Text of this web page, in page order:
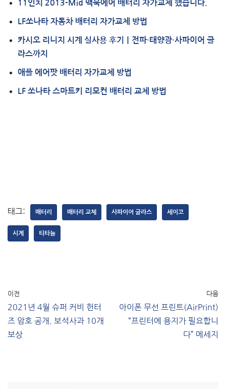
11인치 2013-Mid 맥북에어 배터리 자가교체 했습니다.
LF쏘나타 자동차 배터리 자가교체 방법
카시오 리니지 시계 실사용 후기｜전파·태양광·사파이어 글
라스까지
애플 에어팟 배터리 자가교체 방법
LF 쏘나타 스마트키 리모컨 배터리 교체 방법
태그: 배터리 배터리 교체 사파이어 글라스 세이코
시계 티타늄
이전
2021년 4월 슈퍼 커비 헌터
즈 암호 공개. 보석사과 10개
보상
다음
아이폰 무선 프린트(AirPrint)
“프린터에 용지가 필요합니
다” 메세지